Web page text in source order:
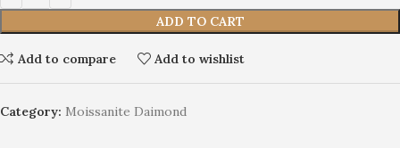
ADD TO CART
Add to compare Add to wishlist
Category: Moissanite Daimond